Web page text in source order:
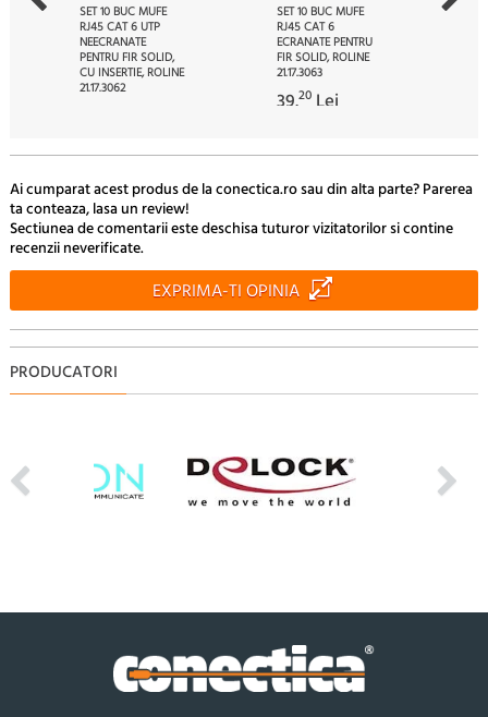
SET 10 BUC MUFE
RJ45 CAT 6 UTP
NEECRANATE
PENTRU FIR SOLID,
CU INSERTIE, ROLINE
21.17.3062
SET 10 BUC MUFE
RJ45 CAT 6
ECRANATE PENTRU
FIR SOLID, ROLINE
21.17.3063
39.20 Lei
Ai cumparat acest produs de la conectica.ro sau din alta parte? Parerea
ta conteaza, lasa un review!
Sectiunea de comentarii este deschisa tuturor vizitatorilor si contine
recenzii neverificate.
EXPRIMA-TI OPINIA
PRODUCATORI